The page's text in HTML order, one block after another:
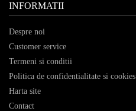
INFORMATII
Despre noi
Customer service
Termeni si conditii
Politica de confidentialitate si cookies
Harta site
Contact